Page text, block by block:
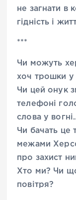
не загнати в
гідність і
***
Чи можуть
хоч трошки у
Чи цей онук
телефоні
слова у
Чи бачать це
межами
про захист
Хто ми? Чи
повітря?